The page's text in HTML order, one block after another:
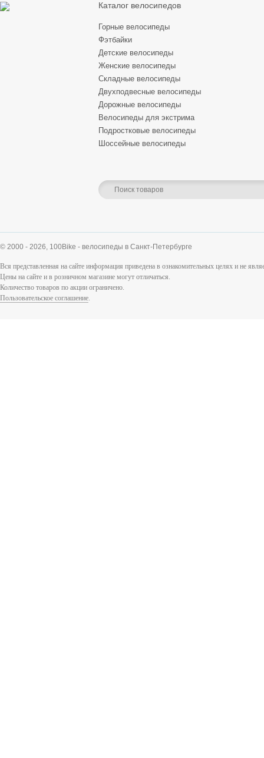
Каталог велосипедов
Горные велосипеды
Фэтбайки
Детские велосипеды
Женские велосипеды
Складные велосипеды
Двухподвесные велосипеды
Дорожные велосипеды
Велосипеды для экстрима
Подростковые велосипеды
Шоссейные велосипеды
© 2000 - 2026, 100Bike - велосипеды в Санкт-Петербурге
Вся представленная на сайте информация приведена в ознакомительных целях и не
Цены на сайте и в розничном магазине могут отличаться.
Количество товаров по акции ограничено.
Пользовательское соглашение.